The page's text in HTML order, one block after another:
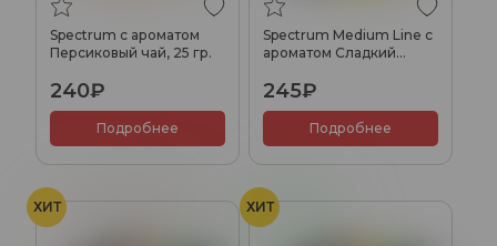
Spectrum с ароматом
Персиковый чай, 25 гр.
240₽
Подробнее
Spectrum Medium Line с
ароматом Сладкий
245₽
Подробнее
ХИТ ХИТ